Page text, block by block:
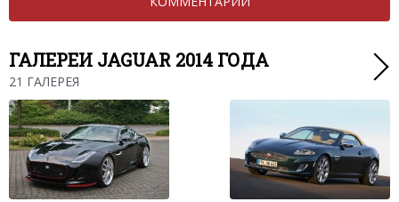
ГАЛЕРЕИ JAGUAR 2014 ГОДА
21 ГАЛЕРЕЯ